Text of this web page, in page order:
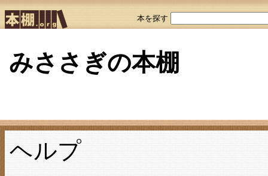
本を探す
みささぎの本棚
ヘルプ